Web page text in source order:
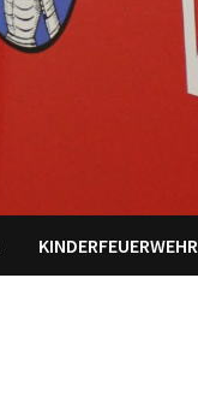
KINDERFEUERWEHR